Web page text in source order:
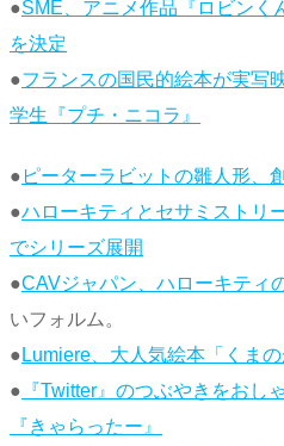
●SME、アニメ作品『ロビンく
を決定
●フランスの国民的絵本が実写
学生『プチ・ニコラ』
● ピーターラビットの雛人形、
●ハローキティとセサミストリ
でシリーズ展開
●CAVジャパン、ハローキティ
いフォルム。
● Lumiere、大人気絵本「くま
● 『Twitter』のつぶやきをおし
『きゃらったー』